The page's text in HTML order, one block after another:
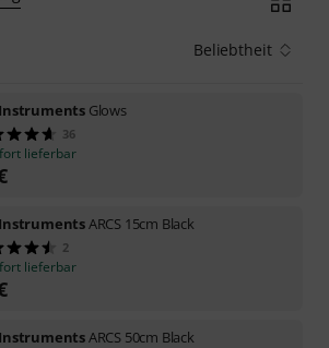
Beliebtheit
Glows
36
lieferbar
ARCS 15cm Black
2
lieferbar
ARCS 50cm Black